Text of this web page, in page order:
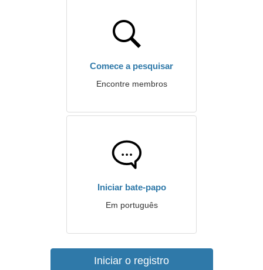
Comece a pesquisar
Encontre membros
Iniciar bate-papo
Em português
Iniciar o registro